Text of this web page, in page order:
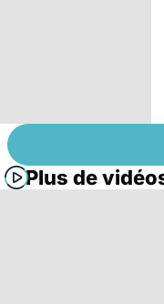
Plus de